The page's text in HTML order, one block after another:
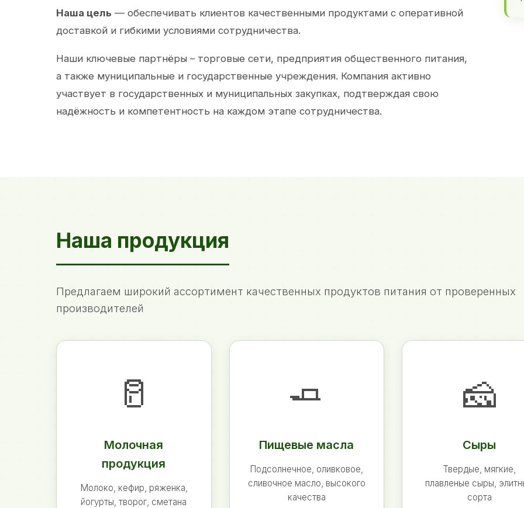
Наша цель — обеспечивать клиентов качественными продуктами с оперативной
доставкой и гибкими условиями сотрудничества.
Наши ключевые партнёры – торговые сети, предприятия общественного питания,
а также муниципальные и государственные учреждения. Компания активно
участвует в государственных и муниципальных закупках, подтверждая свою
надёжность и компетентность на каждом этапе сотрудничества.
Наша продукция
Предлагаем широкий ассортимент качественных продуктов питания от проверенных
производителей
🥛
Молочная
продукция
Молоко, кефир, ряженка,
йогурты, творог, сметана
🧈
Пищевые масла
Подсолнечное, оливковое,
сливочное масло, высокого
качества
🧀
Сыры
Твердые, мягкие,
плавленые сыры,
сорта